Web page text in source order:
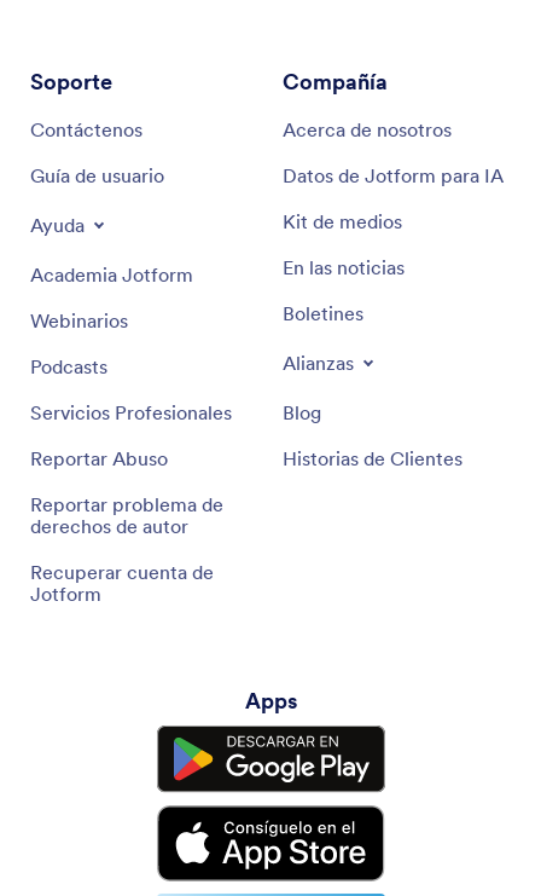
Soporte
Contáctenos
Guía de usuario
Ayuda
Academia Jotform
Webinarios
Podcasts
Servicios Profesionales
Reportar Abuso
Reportar problema de
derechos de autor
Recuperar cuenta de
Jotform
Compañía
Acerca de nosotros
Datos de Jotform para IA
Kit de medios
En las noticias
Boletines
Alianzas
Blog
Historias de Clientes
Apps